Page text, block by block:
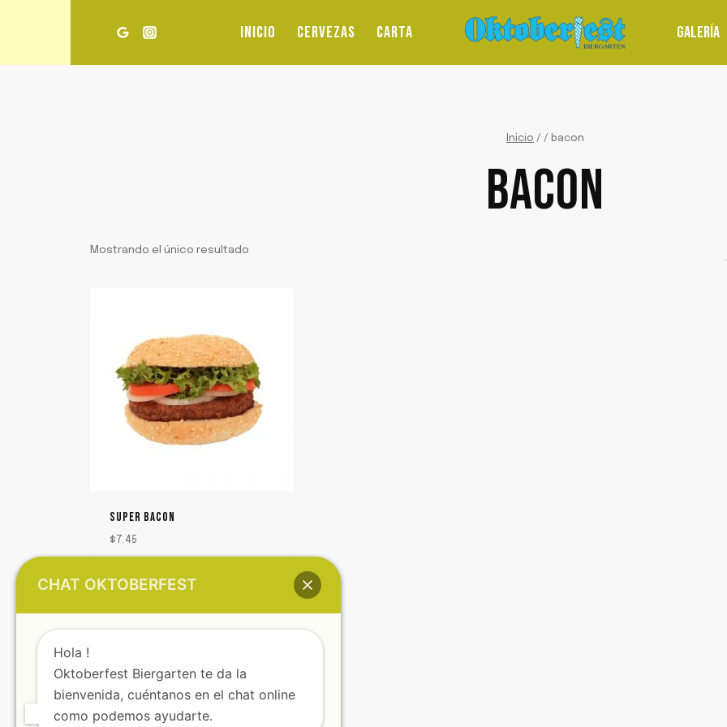
INICIO CERVEZAS CARTA GALERÍA
Inicio / / bacon
BACON
Mostrando el único resultado
SUPER BACON
$ 7.45
CHAT OKTOBERFEST
Hola !
Oktoberfest Biergarten te da la
bienvenida, cuéntanos en el chat online
como podemos ayudarte.